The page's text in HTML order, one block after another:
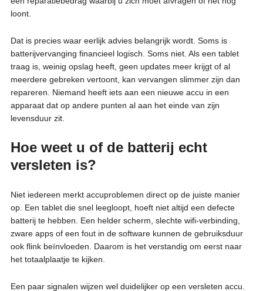
loont.
Dat is precies waar eerlijk advies belangrijk wordt. Soms is
batterijvervanging financieel logisch. Soms niet. Als een tablet
traag is, weinig opslag heeft, geen updates meer krijgt of al
meerdere gebreken vertoont, kan vervangen slimmer zijn dan
repareren. Niemand heeft iets aan een nieuwe accu in een
apparaat dat op andere punten al aan het einde van zijn
levensduur zit.
Hoe weet u of de batterij echt
versleten is?
Niet iedereen merkt accuproblemen direct op de juiste manier
op. Een tablet die snel leegloopt, hoeft niet altijd een defecte
batterij te hebben. Een helder scherm, slechte wifi-verbinding,
zware apps of een fout in de software kunnen de gebruiksduur
ook flink beïnvloeden. Daarom is het verstandig om eerst naar
het totaalplaatje te kijken.
Een paar signalen wijzen wel duidelijker op een versleten accu.